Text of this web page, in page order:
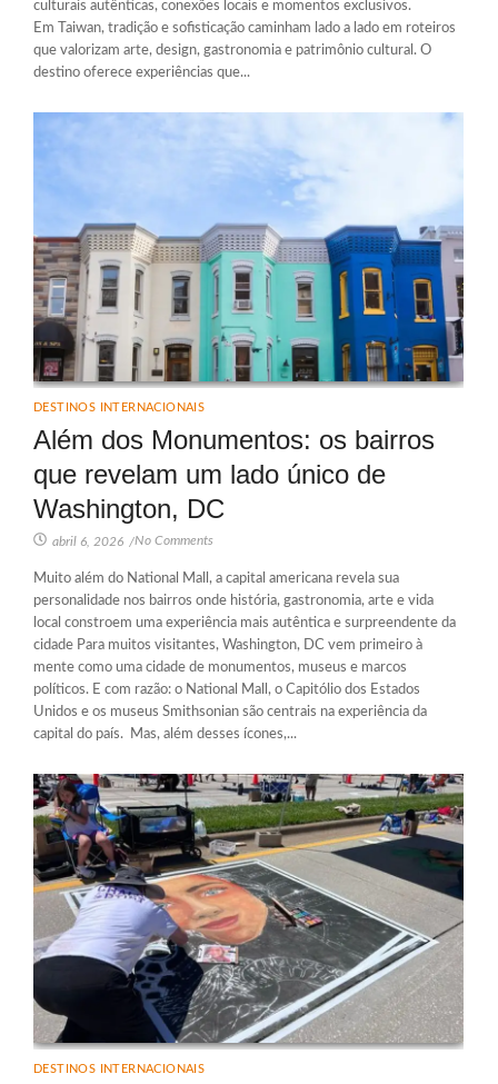
culturais autênticas, conexões locais e momentos exclusivos.
Em Taiwan, tradição e sofisticação caminham lado a lado em roteiros
que valorizam arte, design, gastronomia e patrimônio cultural. O
destino oferece experiências que...
DESTINOS INTERNACIONAIS
Além dos Monumentos: os bairros
que revelam um lado único de
Washington, DC
abril 6, 2026 /No Comments
Muito além do National Mall, a capital americana revela sua
personalidade nos bairros onde história, gastronomia, arte e vida
local constroem uma experiência mais autêntica e surpreendente da
cidade Para muitos visitantes, Washington, DC vem primeiro à
mente como uma cidade de monumentos, museus e marcos
políticos. E com razão: o National Mall, o Capitólio dos Estados
Unidos e os museus Smithsonian são centrais na experiência da
capital do país. Mas, além desses ícones,...
DESTINOS INTERNACIONAIS